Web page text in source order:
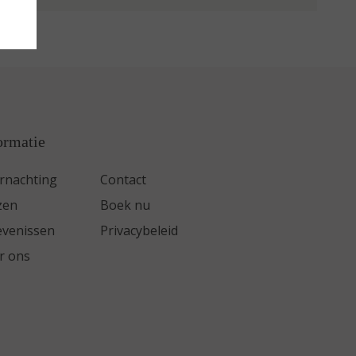
ons
Contact
Boek nu
Privacybeleid